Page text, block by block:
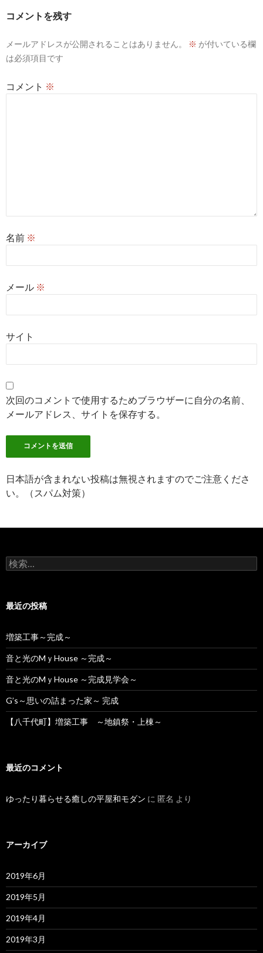
ョ
コメントを残す
メールアドレスが公開されることはありません。 ※ が付いている欄
は必須項目です
コメント ※
名前 ※
メール ※
サイト
次回のコメントで使用するためブラウザーに自分の名前、
メールアドレス、サイトを保存する。
日本語が含まれない投稿は無視されますのでご注意くださ
い。（スパム対策）
検
索:
最近の投稿
増築工事～完成～
音と光のMｙHouse ～完成～
音と光のMｙHouse ～完成見学会～
G’s～思いの詰まった家～ 完成
【八千代町】増築工事 ～地鎮祭・上棟～
最近のコメント
ゆったり暮らせる癒しの平屋和モダン に 匿名 より
アーカイブ
2019年6月
2019年5月
2019年4月
2019年3月